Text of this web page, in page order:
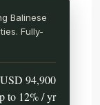
Balinese
Fully-
USD 94,900
to 12% / yr